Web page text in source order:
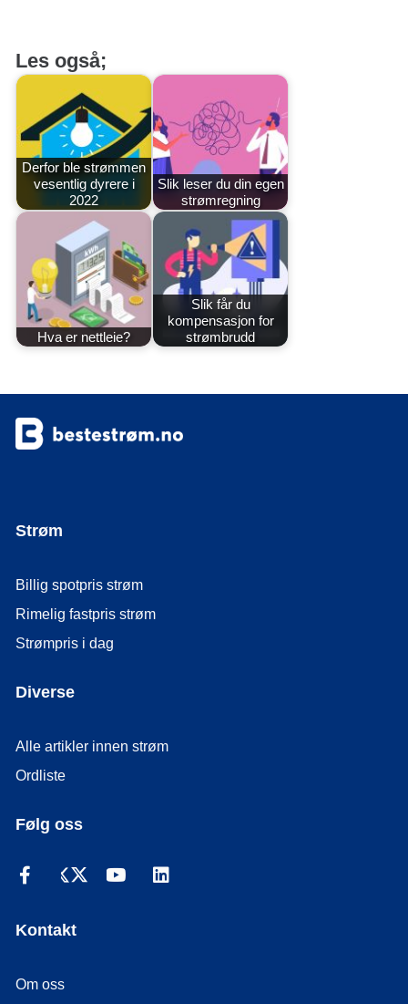
Les også;
Derfor ble strømmen
vesentlig dyrere i
2022
Slik leser du din egen
strømregning
Hva er nettleie?
Slik får du
kompensasjon for
strømbrudd
Strøm
Billig spotpris strøm
Rimelig fastpris strøm
Strømpris i dag
Diverse
Alle artikler innen strøm
Ordliste
Følg oss
Kontakt
Om oss